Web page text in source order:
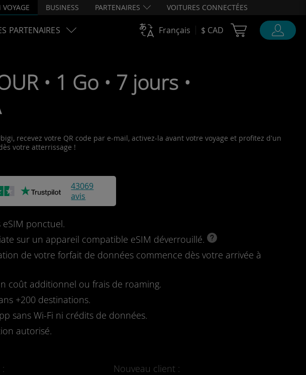
BUSINESS PARTENAIRES VOITURES CONNECTÉES
PARTENAIRES Français $ CAD Cart Ubigi
• 1 Go • 7 jours •
recevez votre QR code par e-mail, activez-la avant votre voyage et profitez d'un
votre atterrissage !
43069
avis
ponctuel.
sur un appareil compatible eSIM déverrouillé.
de votre forfait de données commence dès votre arrivée à
coût additionnel ou frais de roaming.
+200 destinations.
sans Wi-Fi ni crédits de données.
autorisé.
Nouveau client :